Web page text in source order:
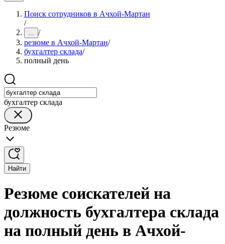
Поиск сотрудников в Ачхой-Мартан
/
... /
резюме в Ачхой-Мартан/
бухгалтер склада/
полный день
бухгалтер склада
Резюме
Найти
Резюме соискателей на
должность бухгалтера склада
на полный день в Ачхой-